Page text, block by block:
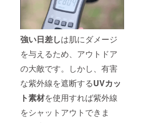
強い日差しは肌にダメージ
を与えるため、アウトドア
の大敵です。しかし、有害
な紫外線を遮断するUVカッ
ト素材を使用すれば紫外線
をシャットアウトできま